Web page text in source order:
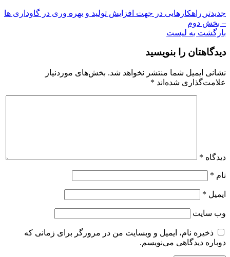
جدیدتر راهکارهایی در جهت افزایش تولید و بهره وری در گاوداری ها
– بخش دوم
بازگشت به لیست
دیدگاهتان را بنویسید
نشانی ایمیل شما منتشر نخواهد شد. بخش‌های موردنیاز
علامت‌گذاری شده‌اند *
دیدگاه *
نام *
ایمیل *
وب‌ سایت
ذخیره نام، ایمیل و وبسایت من در مرورگر برای زمانی که
دوباره دیدگاهی می‌نویسم.